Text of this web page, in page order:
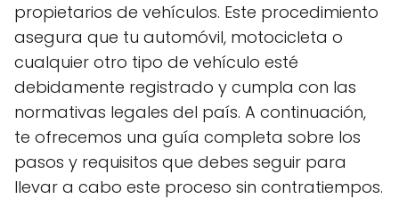
propietarios de vehículos. Este procedimiento
asegura que tu automóvil, motocicleta o
cualquier otro tipo de vehículo esté
debidamente registrado y cumpla con las
normativas legales del país. A continuación,
te ofrecemos una guía completa sobre los
pasos y requisitos que debes seguir para
llevar a cabo este proceso sin contratiempos.